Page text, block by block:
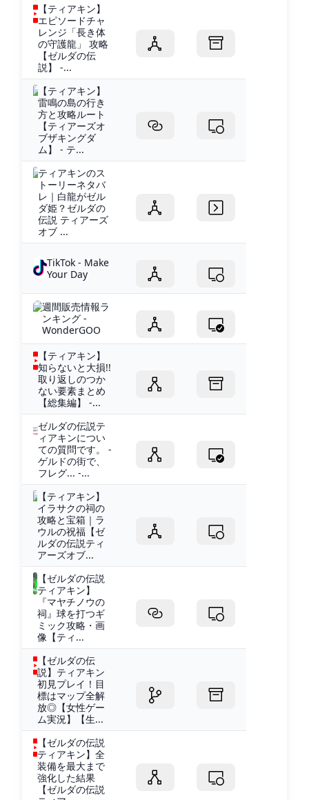
【ティアキン】
エピソードチャ
レンジ「長き体
の守護龍」 攻略
【ゼルダの伝
説】 -...
【ティアキン】
雷鳴の島の行き
方と攻略ルート
【ティアーズオ
ブザキングダ
ム】 - テ...
ティアキンのス
トーリーネタバ
レ｜白龍がゼル
ダ姫？ゼルダの
伝説 ティアーズ
オブ ...
TikTok - Make
Your Day
週間販売情報ラ
ンキング -
WonderGOO
【ティアキン】
知らないと大損!!
取り返しのつか
ない要素まとめ
【総集編】 -...
ゼルダの伝説テ
ィアキンについ
ての質問です。 -
ゲルドの街で、
フレグ... -...
【ティアキン】
イラサクの祠の
攻略と宝箱｜ラ
ウルの祝福【ゼ
ルダの伝説ティ
アーズオブ...
【ゼルダの伝説
ティアキン】
『マヤチノウの
祠』球を打つギ
ミック攻略・画
像【ティ...
【ゼルダの伝
説】ティアキン
初見プレイ！目
標はマップ全解
放◎【女性ゲー
ム実況】【生...
【ゼルダの伝説
ティアキン】全
装備を最大まで
強化した結果
【ゼルダの伝説